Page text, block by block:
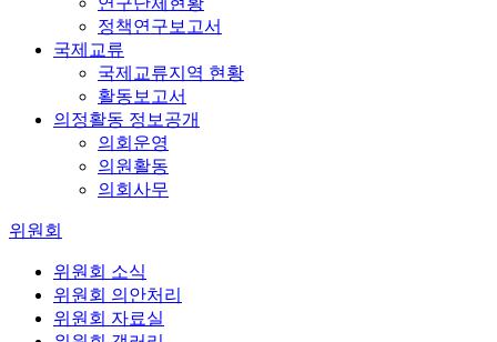
정책연구보고서
국제교류
국제교류지역 현황
활동보고서
의정활동 정보공개
의회운영
의원활동
의회사무
위원회
위원회 소식
위원회 의안처리
위원회 자료실